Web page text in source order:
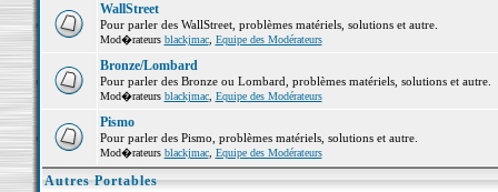
WallStreet
Pour parler des WallStreet, problèmes matériels, solutions et autre.
Mod�rateurs blackjmac, Equipe des Modérateurs
Bronze/Lombard
Pour parler des Bronze ou Lombard, problèmes matériels, solutions et autre.
Mod�rateurs blackjmac, Equipe des Modérateurs
Pismo
Pour parler des Pismo, problèmes matériels, solutions et autre.
Mod�rateurs blackjmac, Equipe des Modérateurs
Autres Portables